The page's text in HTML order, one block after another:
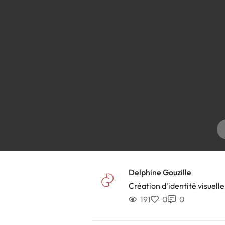
Delphine Gouzille
Création d'identité visuelle
191
0 0